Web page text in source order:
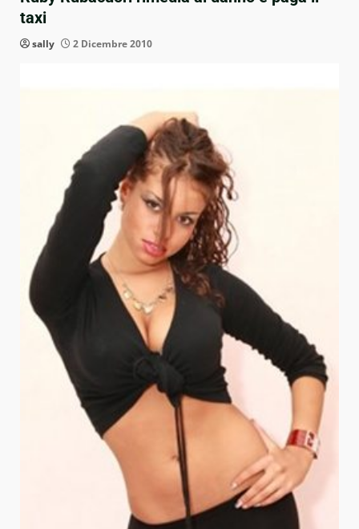
taxi
sally 2 Dicembre 2010